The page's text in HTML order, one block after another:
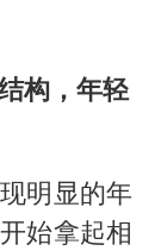
构，年轻
明显的年
始拿起相